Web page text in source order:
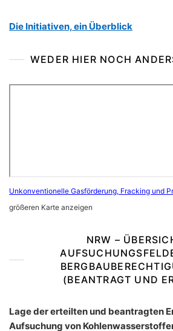
Die Initiativen, ein Überblick
WEDER HIER NOCH
Unkonventionelle Gasförderung, Fracking und
größeren Karte anzeigen
NRW –
(BEANTRAGT UND
Lage der erteilten und beantragten
Aufsuchung von